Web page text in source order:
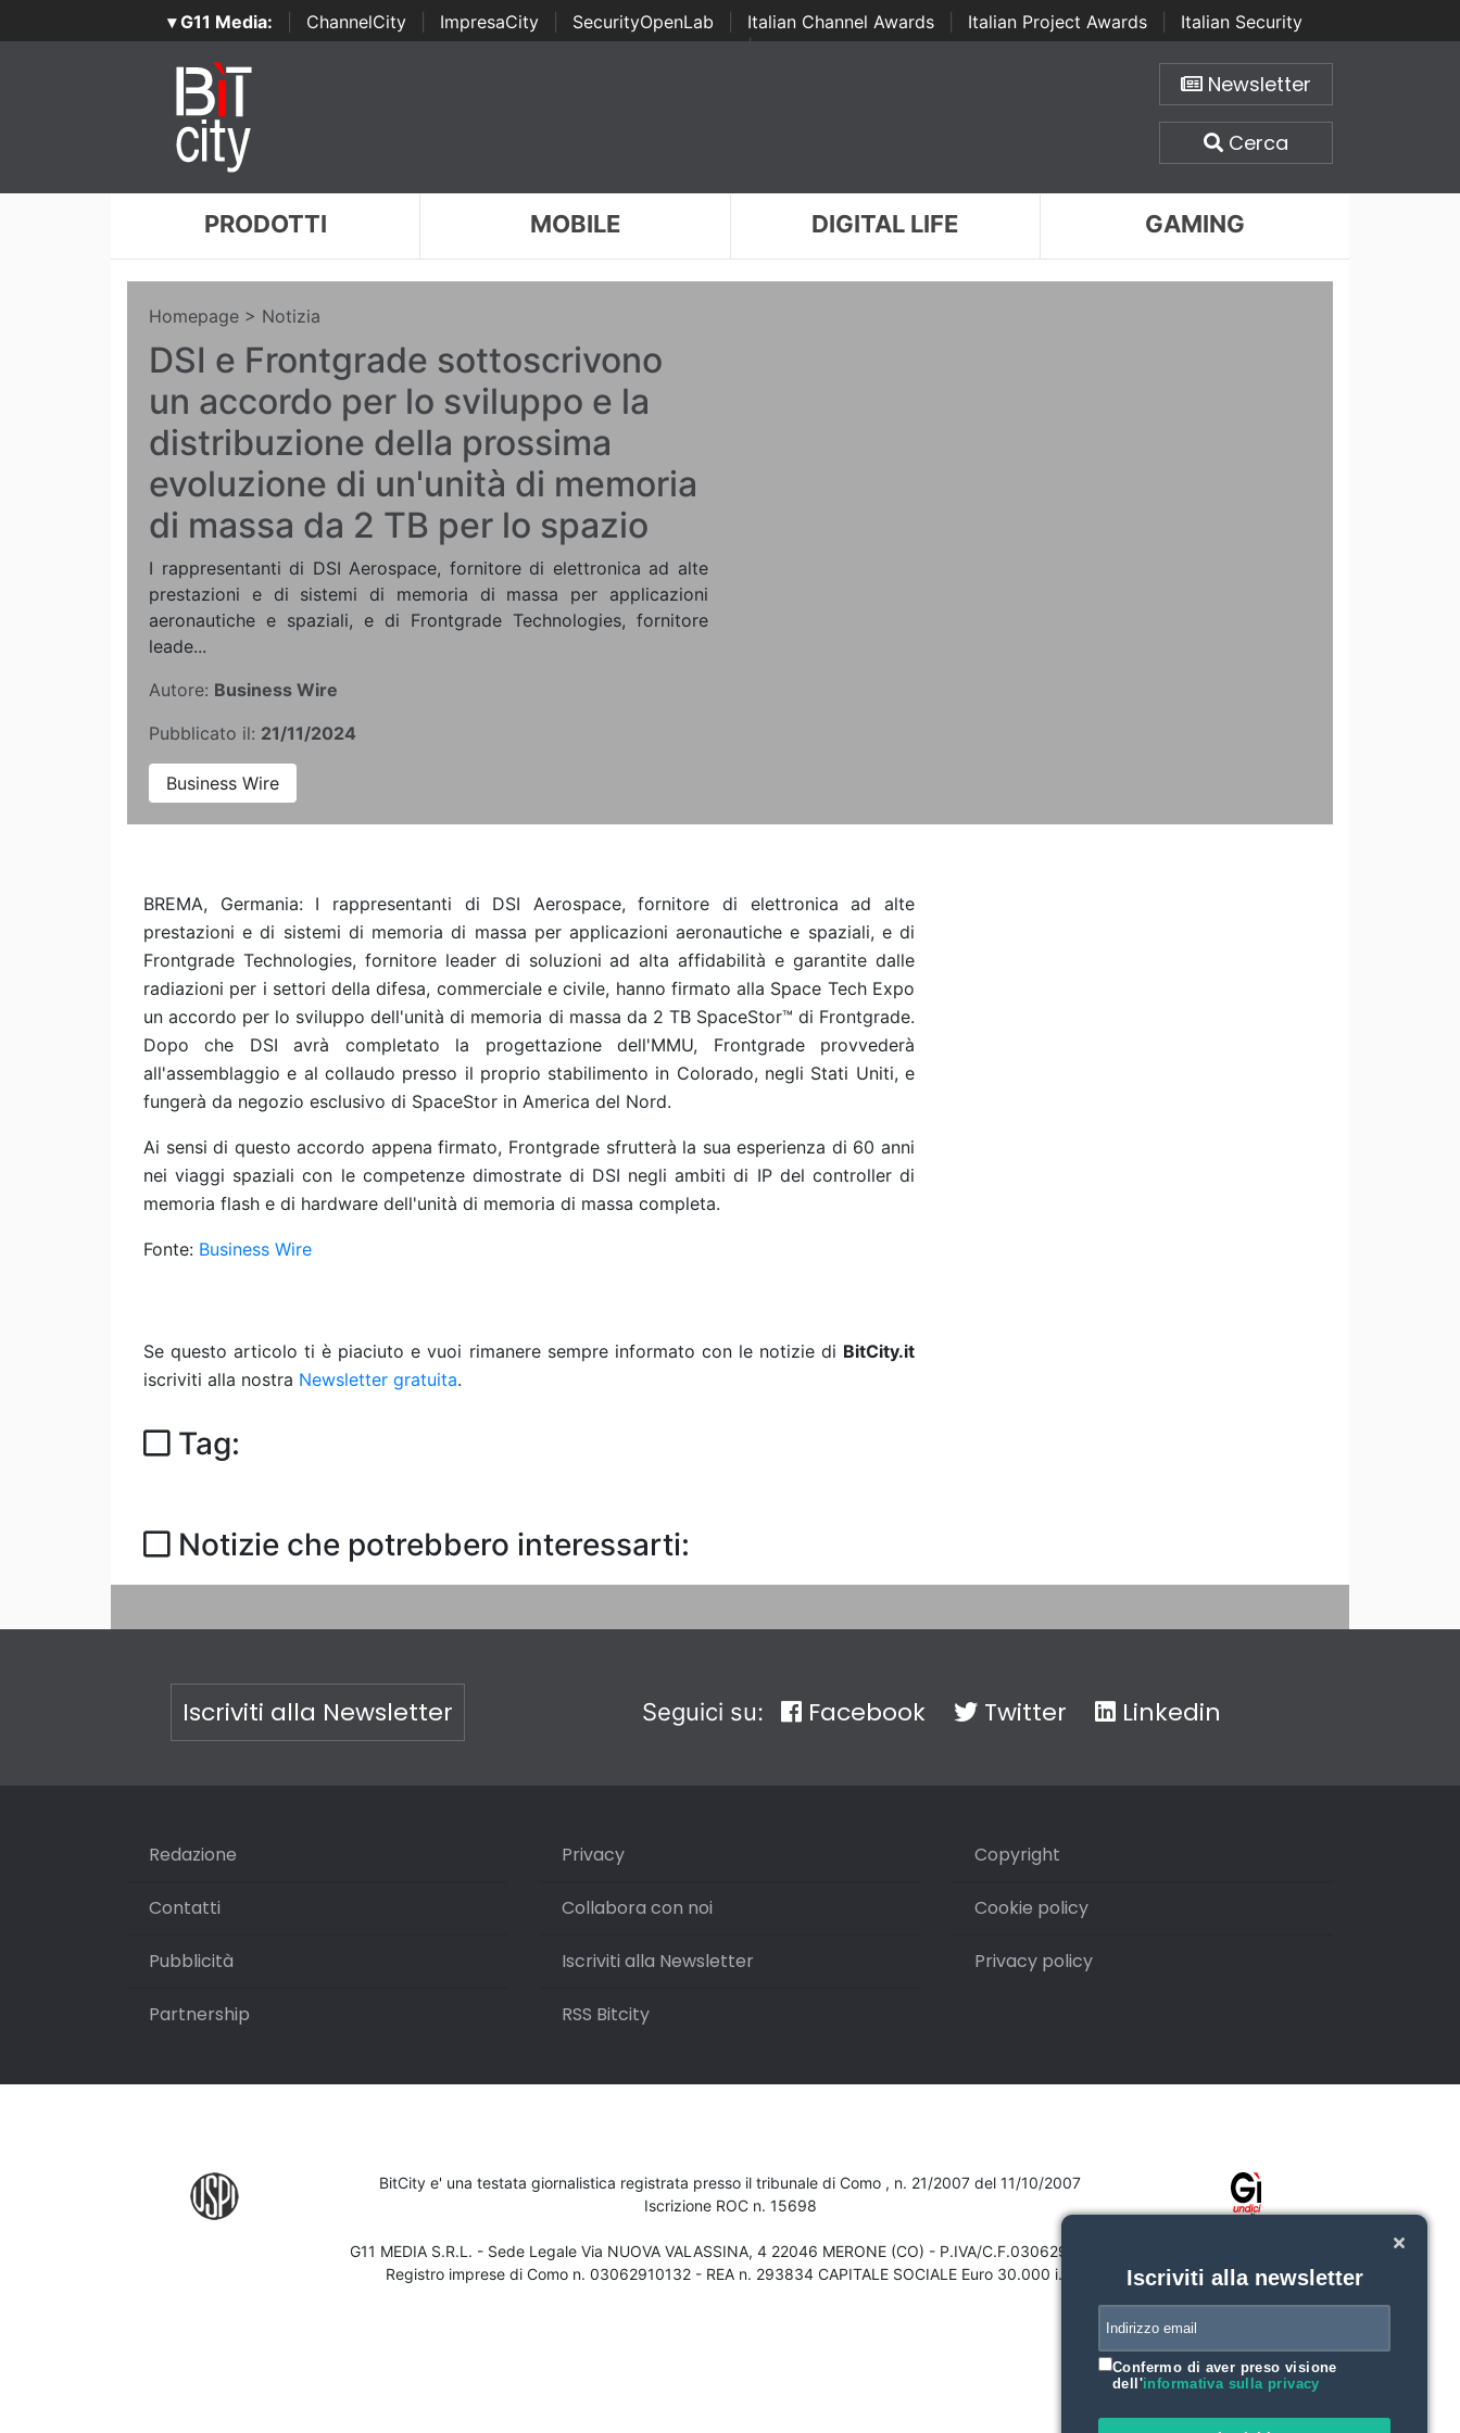
▾ G11 Media: ChannelCity ImpresaCity SecurityOpenLab Italian Channel Awards Italian Project Awards
Italian Security
Awards | ...
Newsletter
Cerca
PRODOTTI MOBILE DIGITAL LIFE GAMING
Homepage > Notizia
DSI e Frontgrade sottoscrivono
un accordo per lo sviluppo e la
distribuzione della prossima
evoluzione di un'unità di memoria
di massa da 2 TB per lo spazio
I rappresentanti di DSI Aerospace, fornitore di elettronica ad alte
prestazioni e di sistemi di memoria di massa per applicazioni
aeronautiche e spaziali, e di Frontgrade Technologies, fornitore
leade...
Autore: Business Wire
Pubblicato il: 21/11/2024
Business Wire
BREMA, Germania: I rappresentanti di DSI Aerospace, fornitore di elettronica ad alte
prestazioni e di sistemi di memoria di massa per applicazioni aeronautiche e spaziali, e di
Frontgrade Technologies, fornitore leader di soluzioni ad alta affidabilità e garantite dalle
radiazioni per i settori della difesa, commerciale e civile, hanno firmato alla Space Tech Expo
un accordo per lo sviluppo dell'unità di memoria di massa da 2 TB SpaceStor™ di Frontgrade.
Dopo che DSI avrà completato la progettazione dell'MMU, Frontgrade provvederà
all'assemblaggio e al collaudo presso il proprio stabilimento in Colorado, negli Stati Uniti, e
fungerà da negozio esclusivo di SpaceStor in America del Nord.
Ai sensi di questo accordo appena firmato, Frontgrade sfrutterà la sua esperienza di 60 anni
nei viaggi spaziali con le competenze dimostrate di DSI negli ambiti di IP del controller di
memoria flash e di hardware dell'unità di memoria di massa completa.
Fonte: Business Wire
Se questo articolo ti è piaciuto e vuoi rimanere sempre informato con le notizie di BitCity.it
iscriviti alla nostra Newsletter gratuita.
Tag:
Notizie che potrebbero interessarti:
Iscriviti alla Newsletter Seguici su: Facebook Twitter Linkedin
Redazione
Contatti
Pubblicità
Partnership
Privacy
Collabora con noi
Iscriviti alla Newsletter
RSS Bitcity
Copyright
Cookie policy
Privacy policy
BitCity e' una testata giornalistica registrata presso il tribunale di Como , n. 21/2007 del 11/10/2007
Iscrizione ROC n. 15698
G11 MEDIA S.R.L. - Sede Legale Via NUOVA VALASSINA, 4 22046 MERONE (CO) - P.IVA/C.F.03062910132
Registro imprese di Como n. 03062910132 - REA n. 293834 CAPITALE SOCIALE Euro 30.000 i.v.
Iscriviti alla newsletter
Confermo di aver preso visione
dell'informativa sulla privacy